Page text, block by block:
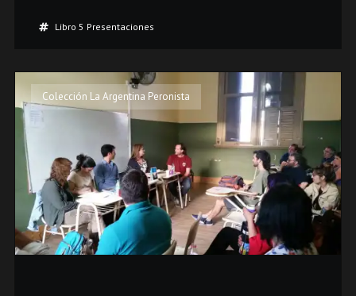
Libro 5 Presentaciones
Colección La Argentina Peronista